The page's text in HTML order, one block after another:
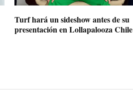
Turf hará un sideshow antes de su
presentación en Lollapalooza Chile